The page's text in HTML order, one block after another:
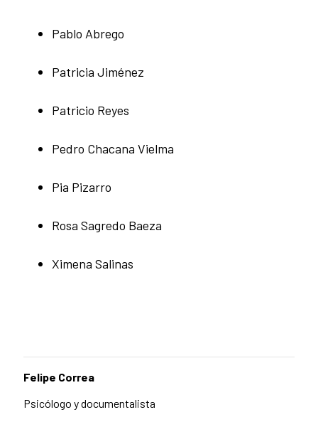
Pablo Abrego
Patricia Jiménez
Patricio Reyes
Pedro Chacana Vielma
Pia Pizarro
Rosa Sagredo Baeza
Ximena Salinas
Felipe Correa
Psicólogo y documentalista